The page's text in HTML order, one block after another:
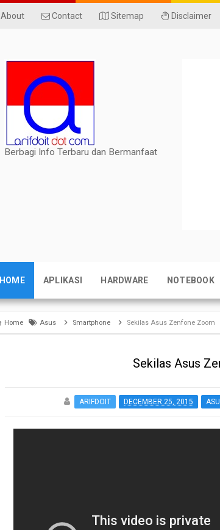
About Contact Sitemap Disclaimer
Berbagi Info Terbaru dan Bermanfaat
HOME APLIKASI HARDWARE NOTEBOOK
Home Asus Smartphone Sekilas Asus Zenfone Zoom
Sekilas Asus
ARIFDOIT DECEMBER 25, 2015